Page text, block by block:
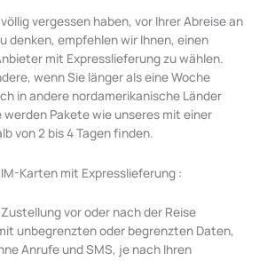
vergessen haben, vor Ihrer Abreise an
denken, empfehlen wir Ihnen, einen
mit Expresslieferung zu wählen.
wenn Sie länger als eine Woche
in andere nordamerikanische Länder
werden Pakete wie unseres mit einer
von 2 bis 4 Tagen finden.
Karten mit Expresslieferung :
vor oder nach der Reise
unbegrenzten oder begrenzten Daten,
Anrufe und SMS, je nach Ihren